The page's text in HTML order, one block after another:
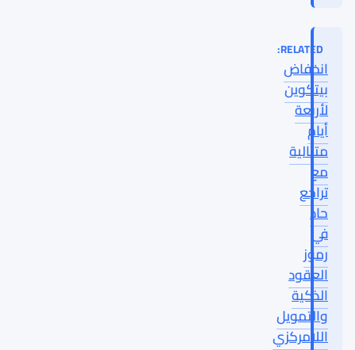
RELATED:
انخفاض
بيتكوين
لأربعة
أيام
متتالية
مع
تراجع
حاد
في
رموز
العقود
الذكية
والتمويل
اللامركزي